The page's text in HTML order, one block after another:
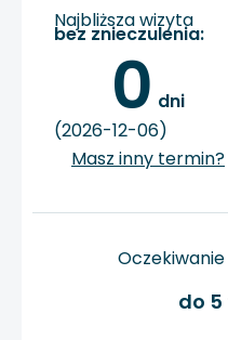
Najbliższa wizyta
bez znieczulenia:
0 dni
(2026-12-06)
Masz inny termin?
do